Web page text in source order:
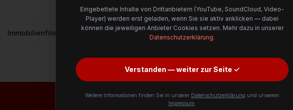
Immobilienfilme Messefilme Recruitingfilme
Eingebettete Inhalte von Drittanbietern (YouTube, SoundCloud, Video-
Player) werden erst geladen, wenn Sie sie aktiv anklicken — dabei
können die jeweiligen Anbieter Cookies setzen. Mehr dazu in unserer
Datenschutzerklärung.
Verstanden — weiter zur Seite ✓
Weitere Informationen finden Sie in unserer Datenschutzerklärung und unserem
Impressum